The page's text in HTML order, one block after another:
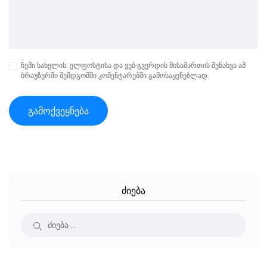
ჩემი სახელის. ელფოსტისა და ვებ-გვერდის მისამართის შენახვა ამ
ბრაუზერში შემდგომში კომენტარებში გამოსაყენებლად.
ძიება